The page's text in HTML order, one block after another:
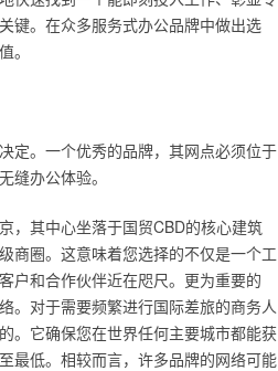
键。在众多服务式办公品牌中做出选
。
定。一个优秀的品牌，其网点必须位于
缝办公体验。
，其中心坐落于国贸CBD的核心建筑
商圈。这意味着您选择的不仅是一个工
户和合作伙伴近在咫尺。更为重要的
。对于需要频繁进行国际差旅的商务人
。它确保您在世界任何主要城市都能获
最低。相较而言，许多品牌的网络可能